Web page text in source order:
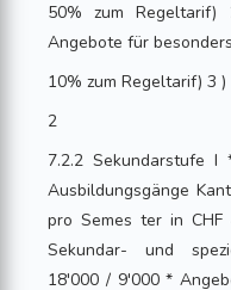
50% zum
Angebote für
10% zum Regeltarif) 3
2
7.2.2 Sekundarstufe
Ausbildungsgänge
pro Semes ter in
Sekundar- und
18'000 / 9'000 *